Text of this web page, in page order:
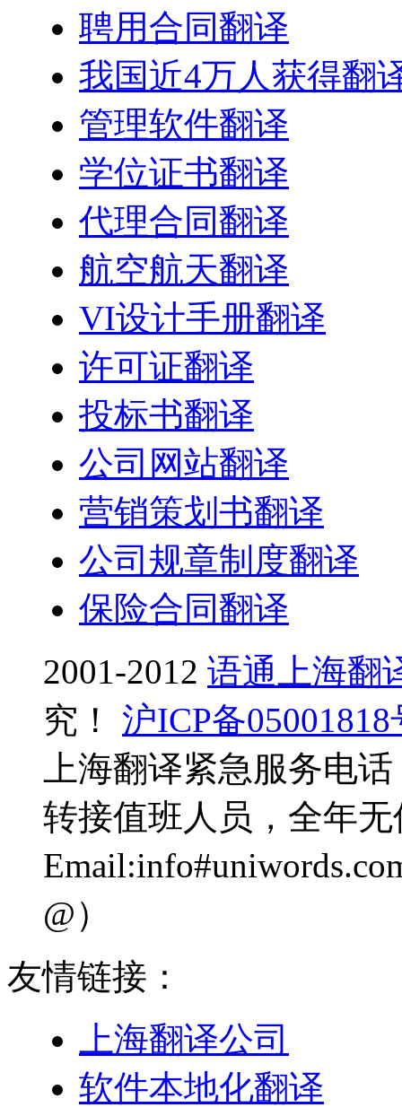
聘用合同翻译
我国近4万人获得翻
管理软件翻译
学位证书翻译
代理合同翻译
航空航天翻译
VI设计手册翻译
许可证翻译
投标书翻译
公司网站翻译
营销策划书翻译
公司规章制度翻译
保险合同翻译
2001-2012 语通上海翻
究！
沪ICP备05001818
上海翻译紧急服务电
转接值班人员，全年无
@）
友情链接：
上海翻译公司
软件本地化翻译